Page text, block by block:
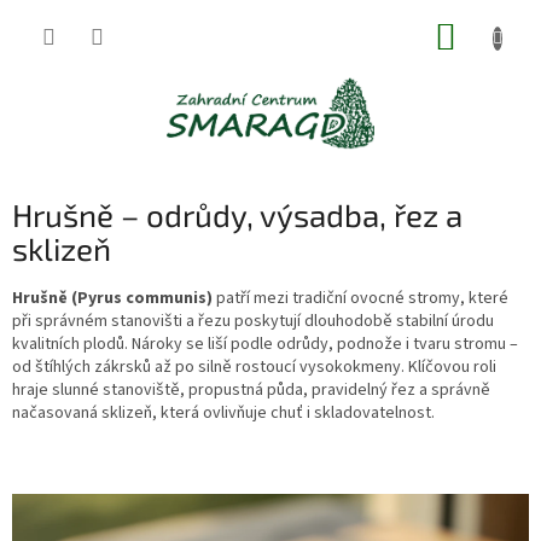
Hrušně – odrůdy, výsadba, řez a
sklizeň
Hrušně (Pyrus communis) patří mezi tradiční ovocné stromy, které
při správném stanovišti a řezu poskytují dlouhodobě stabilní úrodu
kvalitních plodů. Nároky se liší podle odrůdy, podnože i tvaru stromu –
od štíhlých zákrsků až po silně rostoucí vysokokmeny. Klíčovou roli
hraje slunné stanoviště, propustná půda, pravidelný řez a správně
načasovaná sklizeň, která ovlivňuje chuť i skladovatelnost.
V